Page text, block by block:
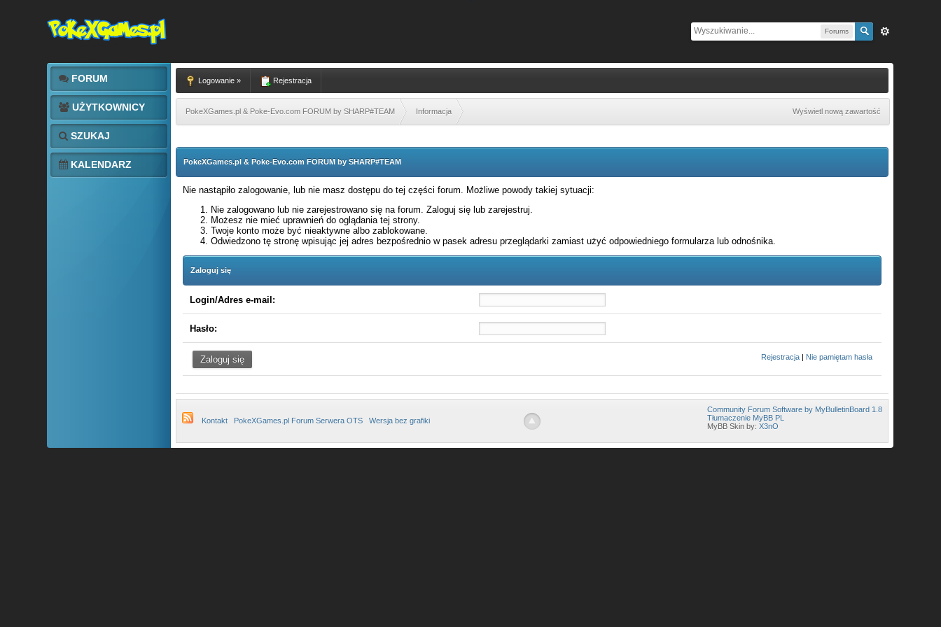
Forums
FORUM
UŻYTKOWNICY
SZUKAJ
KALENDARZ
Logowanie » Rejestracja
PokeXGames.pl & Poke-Evo.com FORUM by SHARP#TEAM Informacja Wyświetl nową zawartość
PokeXGames.pl & Poke-Evo.com FORUM by SHARP#TEAM
Nie nastąpiło zalogowanie, lub nie masz dostępu do tej części forum. Możliwe powody takiej sytuacji:
Nie zalogowano lub nie zarejestrowano się na forum. Zaloguj się lub zarejestruj.
Możesz nie mieć uprawnień do oglądania tej strony.
Twoje konto może być nieaktywne albo zablokowane.
Odwiedzono tę stronę wpisując jej adres bezpośrednio w pasek adresu przeglądarki zamiast użyć odpowiedniego formularza lub odnośnika.
Zaloguj się
Login/Adres e-mail:
Hasło:
Rejestracja | Nie pamiętam hasła
Kontakt PokeXGames.pl Forum Serwera OTS Wersja bez grafiki
Community Forum Software by MyBulletinBoard 1.8
Tłumaczenie MyBB PL
MyBB Skin by:X3nO